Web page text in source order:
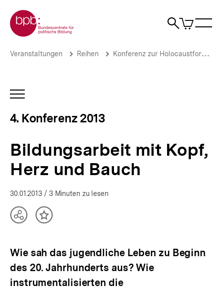
zum
Seiteninhalt
springen
Zur Startseite der bpb
Suche
Artikel
im
Bildungsarbeit
und
Bauch
Volksgemeinschaft
bpb.de
Brotkrümelnavigation
Pfadnavigation
Veranstaltungen Reihen Konferenz zur Holocaustforschung
INHALTSNAVIGATION
4. Konferenz 2013
Bildungsarbeit mit Kopf,
Herz und Bauch
30.01.2013 / 3 Minuten zu lesen
TeilenInhalt
Wie sah das jugendliche Leben zu Beginn
des 20. Jahrhunderts aus? Wie
instrumentalisierten die